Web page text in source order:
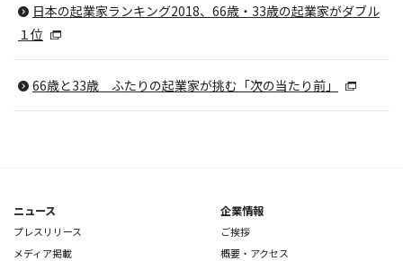
日本の起業家ランキング2018、66歳・33歳の起業家がダブル
１位
66歳と33歳 ふたりの起業家が挑む「次の当たり前」
ニュース
プレスリリース
メディア掲載
企業情報
ご挨拶
概要・アクセス